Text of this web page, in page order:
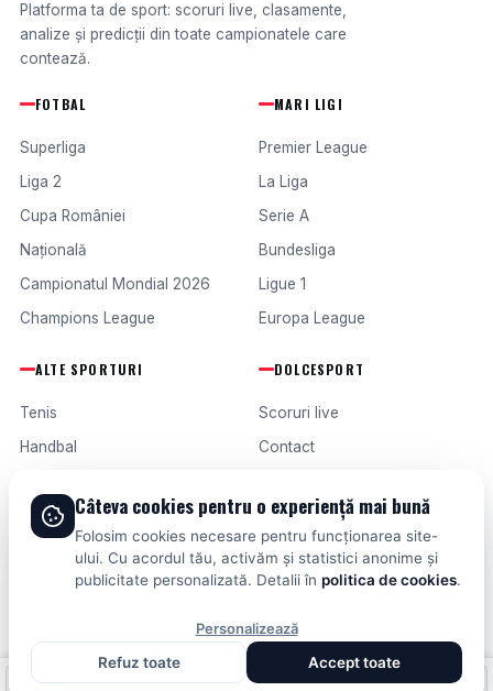
Platforma ta de sport: scoruri live, clasamente,
analize și predicții din toate campionatele care
contează.
FOTBAL
Superliga
Liga 2
Cupa României
Națională
Campionatul Mondial 2026
Champions League
MARI LIGI
Premier League
La Liga
Serie A
Bundesliga
Ligue 1
Europa League
ALTE SPORTURI
Tenis
Handbal
Formula 1
Fotbal intern
Fotbal extern
DOLCESPORT
Scoruri live
Contact
Termeni și condiții
© 2026 DOLCESPORT. TOATE DREPTURILE REZERVATE.
Fotbal intern Fotbal extern Scoruri live
Câteva cookies pentru o experiență mai bună
Folosim cookies necesare pentru funcționarea site-
ului. Cu acordul tău, activăm și statistici anonime și
publicitate personalizată. Detalii în politica de cookies.
Personalizează
Refuz toate
Accept toate